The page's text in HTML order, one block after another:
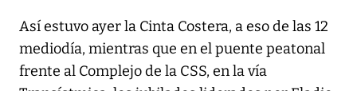
Así estuvo ayer la Cinta Costera, a eso de las 12
mediodía, mientras que en el puente peatonal
frente al Complejo de la CSS, en la vía